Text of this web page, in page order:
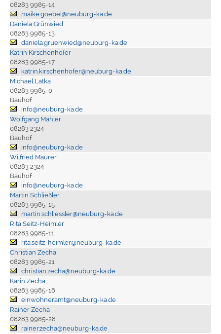
08283 9985-14
maike.goebel@neuburg-ka.de
Daniela Grünwied
08283 9985-13
daniela.gruenwied@neuburg-ka.de
Katrin Kirschenhofer
08283 9985-17
katrin.kirschenhofer@neuburg-ka.de
Michael Latka
08283 9985-0
Bauhof
info@neuburg-ka.de
Wolfgang Mahler
08283 2324
Bauhof
info@neuburg-ka.de
Wilfried Maurer
08283 2324
Bauhof
info@neuburg-ka.de
Martin Schließler
08283 9985-15
martin.schliessler@neuburg-ka.de
Rita Seitz-Heimler
08283 9985-11
rita.seitz-heimler@neuburg-ka.de
Christian Zecha
08283 9985-21
christian.zecha@neuburg-ka.de
Karin Zecha
08283 9985-16
einwohneramt@neuburg-ka.de
Rainer Zecha
08283 9985-28
rainer.zecha@neuburg-ka.de